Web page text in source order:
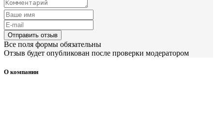
Отправить отзыв
Все поля формы обязательны
Отзыв будет опубликован после проверки модератором
О компании